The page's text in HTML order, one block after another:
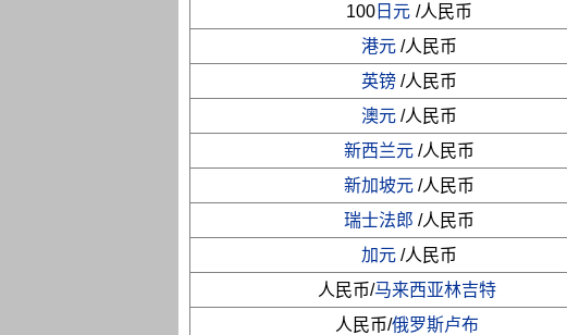
100 日元 /人民币
港元 /人民币
英镑 /人民币
澳元 /人民币
新西兰元 /人民币
新加坡元 /人民币
瑞士法郎 /人民币
加元 /人民币
人民币/马来西亚林吉特
人民币/俄罗斯卢布